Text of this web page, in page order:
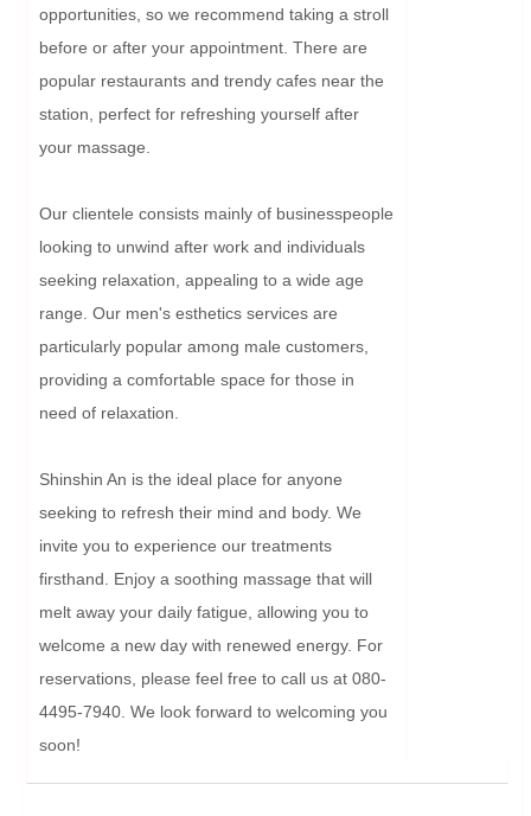
opportunities, so we recommend taking a stroll
before or after your appointment. There are
popular restaurants and trendy cafes near the
station, perfect for refreshing yourself after
your massage.
Our clientele consists mainly of businesspeople
looking to unwind after work and individuals
seeking relaxation, appealing to a wide age
range. Our men's esthetics services are
particularly popular among male customers,
providing a comfortable space for those in
need of relaxation.
Shinshin An is the ideal place for anyone
seeking to refresh their mind and body. We
invite you to experience our treatments
firsthand. Enjoy a soothing massage that will
melt away your daily fatigue, allowing you to
welcome a new day with renewed energy. For
reservations, please feel free to call us at 080-
4495-7940. We look forward to welcoming you
soon!